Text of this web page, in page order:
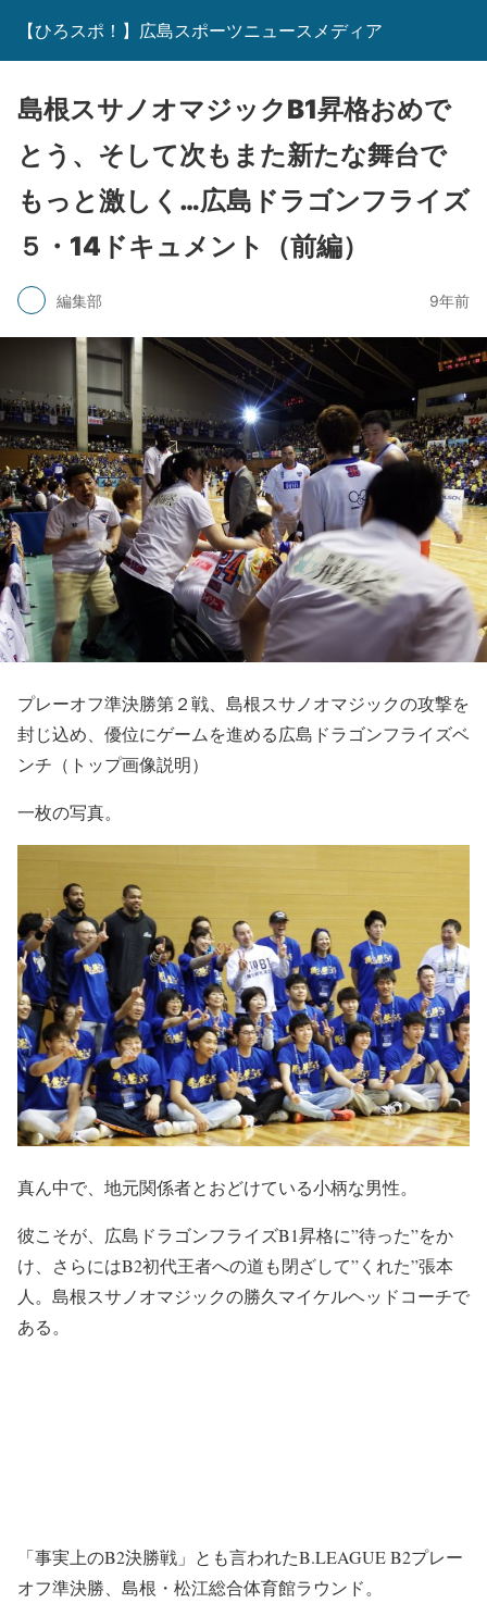
【ひろスポ！】広島スポーツニュースメディア
島根スサノオマジックB1昇格おめで
とう、そして次もまた新たな舞台で
もっと激しく…広島ドラゴンフライズ
５・14ドキュメント（前編）
編集部 9年前
プレーオフ準決勝第２戦、島根スサノオマジックの攻撃を
封じ込め、優位にゲームを進める広島ドラゴンフライズベ
ンチ（トップ画像説明）
一枚の写真。
真ん中で、地元関係者とおどけている小柄な男性。
彼こそが、広島ドラゴンフライズB1昇格に”待った”をか
け、さらにはB2初代王者への道も閉ざして”くれた”張本
人。島根スサノオマジックの勝久マイケルヘッドコーチで
ある。
「事実上のB2決勝戦」とも言われたB.LEAGUE B2プレー
オフ準決勝、島根・松江総合体育館ラウンド。